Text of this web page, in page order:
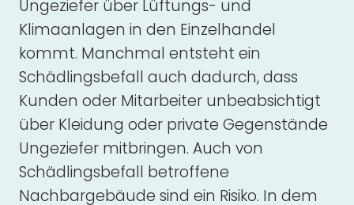
Ungeziefer über Lüftungs- und
Klimaanlagen in den Einzelhandel
kommt. Manchmal entsteht ein
Schädlingsbefall auch dadurch, dass
Kunden oder Mitarbeiter unbeabsichtigt
über Kleidung oder private Gegenstände
Ungeziefer mitbringen. Auch von
Schädlingsbefall betroffene
Nachbargebäude sind ein Risiko. In dem